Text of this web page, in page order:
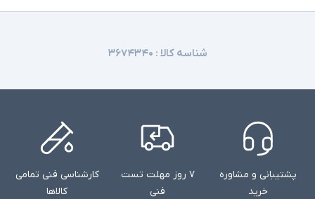
شناسه کالا : ۳۶۷۴۳۴۰
پشتیبانی و مشاوره
خرید
۷ روز مهلت تست
فنی
کارشناسی فنی تمامی
کالاها